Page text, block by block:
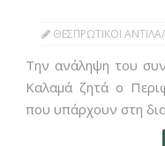
ΘΕΣΠΡΩΤΙΚΟΙ
Την ανάληψη του
Καλαμά ζητά ο
που υπάρχουν στη